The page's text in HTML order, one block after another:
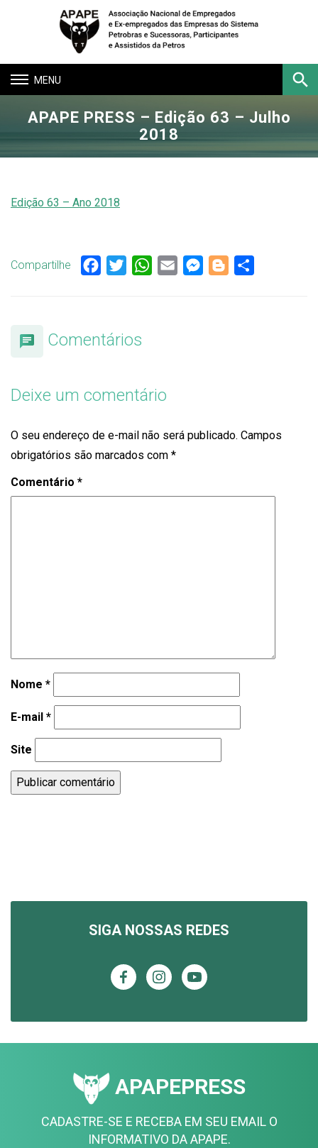
Toggle
navigation
Buscar
APAPE PRESS – Edição 63 – Julho
2018
Edição 63 – Ano 2018
Compartilhe Facebook
TwitterWhatsApp
Email Messenger
Blogger
Comentários
Deixe um comentário
O seu endereço de e-mail não será publicado. Campos
obrigatórios são marcados com *
Comentário *
Nome *
E-mail *
Site
SIGA NOSSAS REDES
APAPEPRESS
CADASTRE-SE E RECEBA EM SEU EMAIL O
INFORMATIVO DA APAPE.